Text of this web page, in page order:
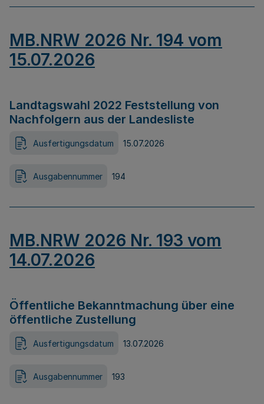
MB.NRW 2026 Nr. 194 vom
15.07.2026
Landtagswahl 2022 Feststellung von
Nachfolgern aus der Landesliste
Ausfertigungsdatum 15.07.2026
Ausgabennummer 194
MB.NRW 2026 Nr. 193 vom
14.07.2026
Öffentliche Bekanntmachung über eine
öffentliche Zustellung
Ausfertigungsdatum 13.07.2026
Ausgabennummer 193